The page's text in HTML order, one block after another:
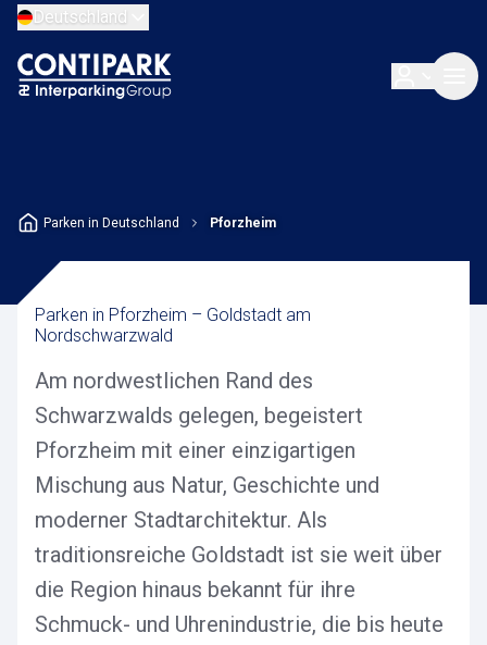
Deutschland
Parken in Deutschland Pforzheim
Parken in Pforzheim – Goldstadt am
Nordschwarzwald
Am nordwestlichen Rand des
Schwarzwalds gelegen, begeistert
Pforzheim mit einer einzigartigen
Mischung aus Natur, Geschichte und
moderner Stadtarchitektur. Als
traditionsreiche Goldstadt ist sie weit über
die Region hinaus bekannt für ihre
Schmuck- und Uhrenindustrie, die bis heute